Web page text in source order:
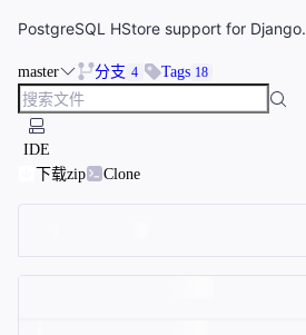
PostgreSQL HStore support for Django.
master 分支 4 Tags 18
IDE
下载zip
Clone